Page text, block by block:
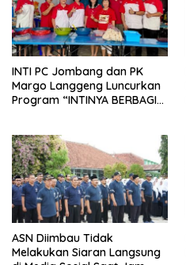
INTI PC Jombang dan PK
Margo Langgeng Luncurkan
Program “INTINYA BERBAGI”,
ASN Diimbau Tidak
Melakukan Siaran Langsung